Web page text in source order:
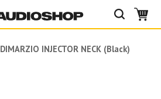
DIMARZIO INJECTOR NECK (Black)